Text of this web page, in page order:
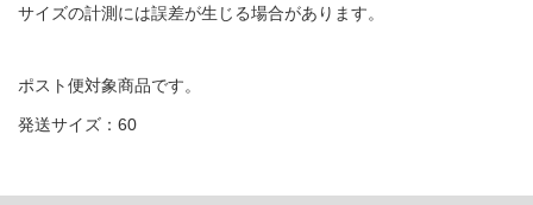
サイズの計測には誤差が生じる場合があります。
ポスト便対象商品です。
発送サイズ：60